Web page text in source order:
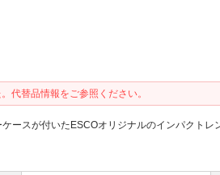
代替品情報をご参照ください。
ースが付いたESCOオリジナルのインパクトレ